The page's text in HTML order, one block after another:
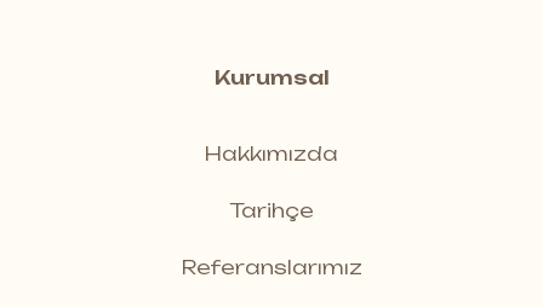
Kurumsal
Hakkımızda
Tarihçe
Referanslarımız